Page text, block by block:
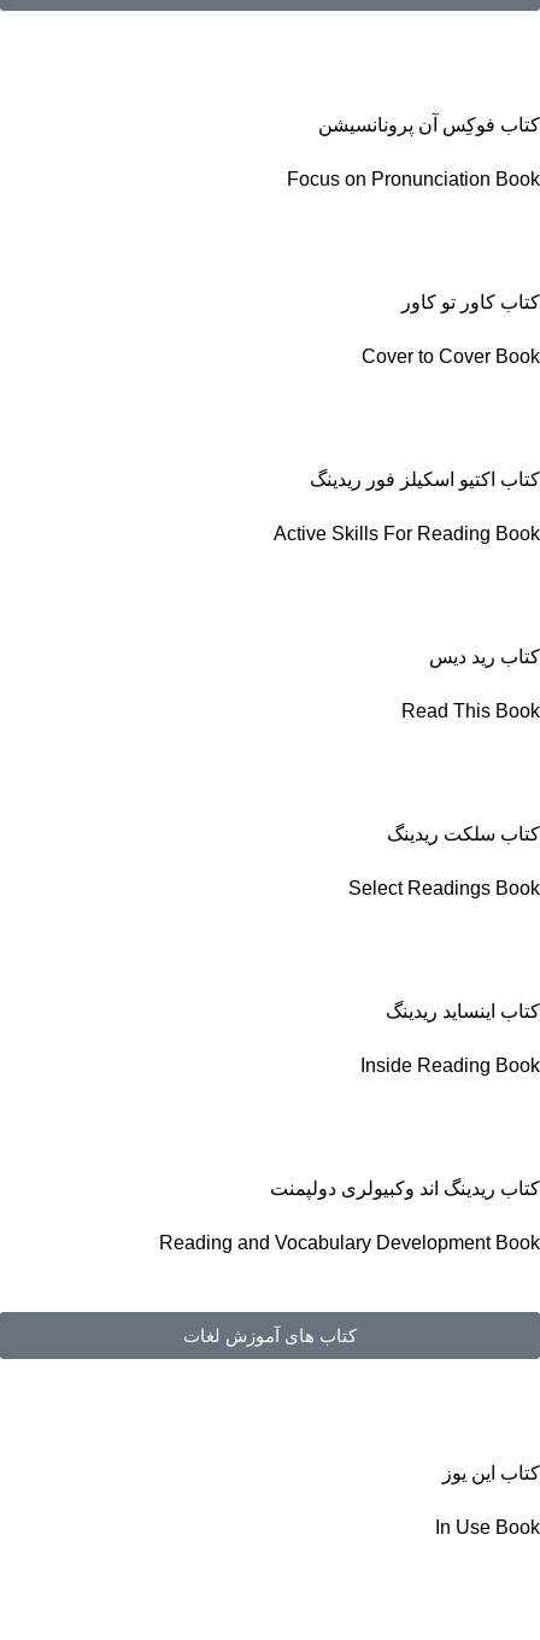
کتاب فوکِس آن پرونانسیشن
Focus on Pronunciation Book
کتاب کاور تو کاور
Cover to Cover Book
کتاب اکتیو اسکیلز فور ریدینگ
Active Skills For Reading Book
کتاب رید دیس
Read This Book
کتاب سلکت ریدینگ
Select Readings Book
کتاب اینساید ریدینگ
Inside Reading Book
کتاب ریدینگ اند وکبیولری دولپمنت
Reading and Vocabulary Development Book
کتاب های آموزش لغات
کتاب این یوز
In Use Book